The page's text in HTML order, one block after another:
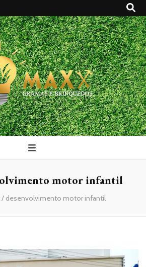
Gramas
motor infantil
/ desenvolvimento motor infantil